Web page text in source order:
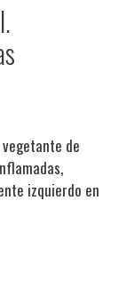
de
izquierdo en